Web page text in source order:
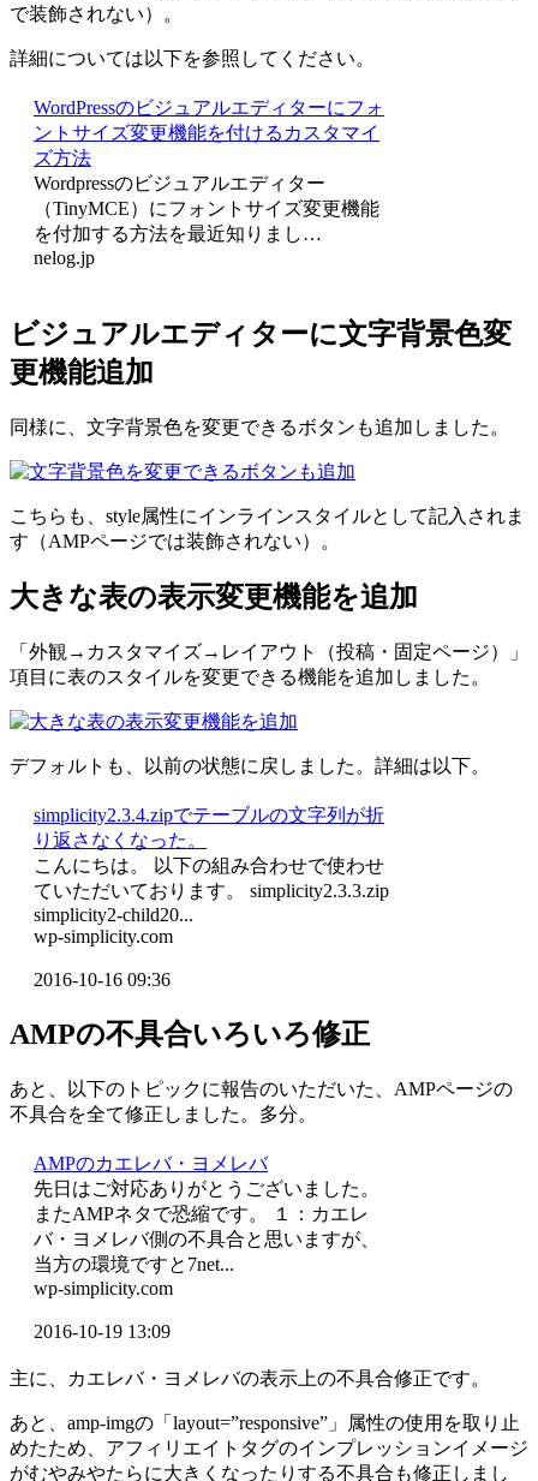
で装飾されない）。
詳細については以下を参照してください。
WordPressのビジュアルエディターにフォ
ントサイズ変更機能を付けるカスタマイ
ズ方法
Wordpressのビジュアルエディター
（TinyMCE）にフォントサイズ変更機能
を付加する方法を最近知りまし…
nelog.jp
ビジュアルエディターに文字背景色変
更機能追加
同様に、文字背景色を変更できるボタンも追加しました。
こちらも、style属性にインラインスタイルとして記入されま
す（AMPページでは装飾されない）。
大きな表の表示変更機能を追加
「外観→カスタマイズ→レイアウト（投稿・固定ページ）」
項目に表のスタイルを変更できる機能を追加しました。
デフォルトも、以前の状態に戻しました。詳細は以下。
simplicity2.3.4.zipでテーブルの文字列が折
り返さなくなった。
こんにちは。 以下の組み合わせで使わせ
ていただいております。 simplicity2.3.3.zip
simplicity2-child20...
wp-simplicity.com
2016-10-16 09:36
AMPの不具合いろいろ修正
あと、以下のトピックに報告のいただいた、AMPページの
不具合を全て修正しました。多分。
AMPのカエレバ・ヨメレバ
先日はご対応ありがとうございました。
またAMPネタで恐縮です。 １：カエレ
バ・ヨメレバ側の不具合と思いますが、
当方の環境ですと7net...
wp-simplicity.com
2016-10-19 13:09
主に、カエレバ・ヨメレバの表示上の不具合修正です。
あと、amp-imgの「layout=”responsive”」属性の使用を取り止
めたため、アフィリエイトタグのインプレッションイメージ
がむやみやたらに大きくなったりする不具合も修正しまし